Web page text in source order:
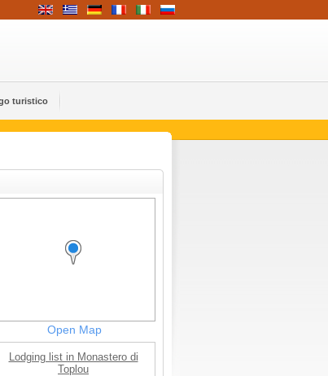
turistico
Open Map
Lodging list in Monastero di
Toplou